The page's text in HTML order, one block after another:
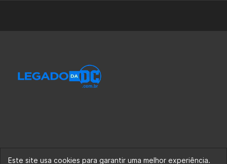
Este site usa cookies para garantir uma melhor experiência.